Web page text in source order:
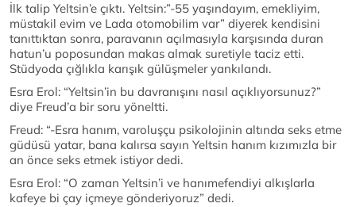
İlk talip Yeltsin’e çıktı. Yeltsin:”-55 yaşındayım, emekliyim,
müstakil evim ve Lada otomobilim var” diyerek kendisini
tanıttıktan sonra, paravanın açılmasıyla karşısında duran
hatun’u poposundan makas almak suretiyle taciz etti.
Stüdyoda çığlıkla karışık gülüşmeler yankılandı.
Esra Erol: “Yeltsin’in bu davranışını nasıl açıklıyorsunuz?”
diye Freud’a bir soru yöneltti.
Freud: “-Esra hanım, varoluşçu psikolojinin altında seks etme
güdüsü yatar, bana kalırsa sayın Yeltsin hanım kızımızla bir
an önce seks etmek istiyor dedi.
Esra Erol: “O zaman Yeltsin’i ve hanımefendiyi alkışlarla
kafeye bi çay içmeye gönderiyoruz” dedi.